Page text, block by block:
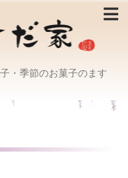
・季節のお菓子のます